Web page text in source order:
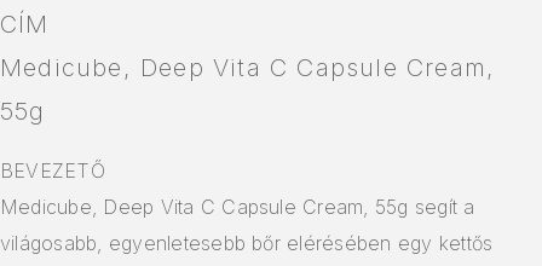
CÍM
Medicube, Deep Vita C Capsule Cream,
55g
BEVEZETŐ
Medicube, Deep Vita C Capsule Cream, 55g segít a
világosabb, egyenletesebb bőr elérésében egy kettős